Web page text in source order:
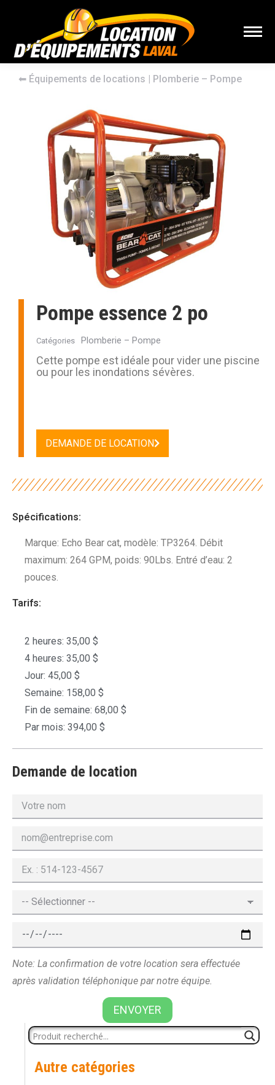
⬅︎ Équipements de locations | Plomberie – Pompe
Pompe essence 2 po
Catégories Plomberie – Pompe
Cette pompe est idéale pour vider une piscine
ou pour les inondations sévères.
DEMANDE DE LOCATION
Spécifications:
Marque: Echo Bear cat, modèle: TP3264. Débit
maximum: 264 GPM, poids: 90Lbs. Entré d’eau: 2
pouces.
Tarifs:
2 heures: 35,00 $
4 heures: 35,00 $
Jour: 45,00 $
Semaine: 158,00 $
Fin de semaine: 68,00 $
Par mois: 394,00 $
Demande de location
Note: La confirmation de votre location sera effectuée
après validation téléphonique par notre équipe.
ENVOYER
Autre catégories